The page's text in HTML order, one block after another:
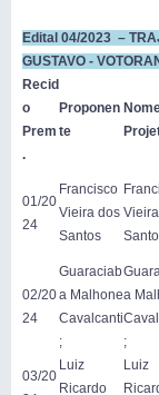
Edital 04/2023 –
GUSTAVO -
Recid
o
Prem
.
Proponen
te
01/20
24
Francisco
Vieira dos
Santos
02/20
24
Guaraciab
a Malhone
Cavalcanti
;
a
;
03/20
Luiz
Ricardo
Luiz